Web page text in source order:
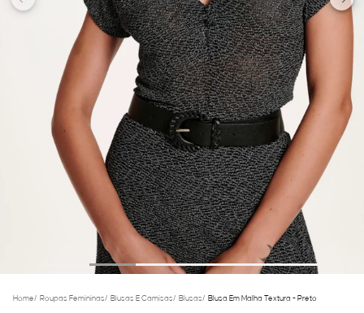
Home/ Roupas Femininas/ Blusas E Camisas/ Blusas/ Blusa Em Malha Textura - Preto